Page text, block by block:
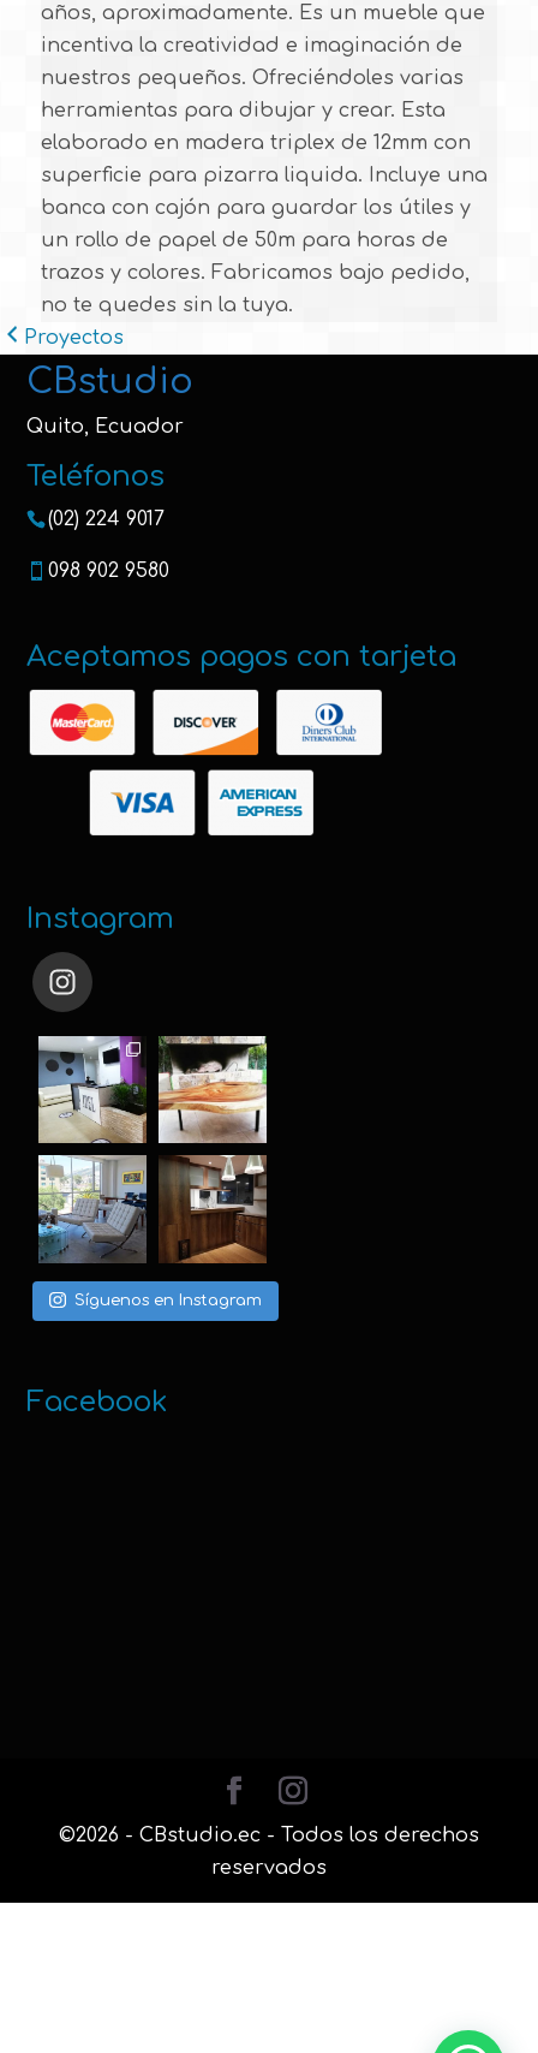
años, aproximadamente. Es un mueble que
incentiva la creatividad e imaginación de
nuestros pequeños. Ofreciéndoles varias
herramientas para dibujar y crear. Esta
elaborado en madera triplex de 12mm con
superficie para pizarra liquida. Incluye una
banca con cajón para guardar los útiles y
un rollo de papel de 50m para horas de
trazos y colores. Fabricamos bajo pedido,
no te quedes sin la tuya.
Proyectos
CBstudio
Quito, Ecuador
Teléfonos
(02) 224 9017
098 902 9580
Aceptamos pagos con tarjeta
Instagram
Síguenos en Instagram
Facebook
©2026 - CBstudio.ec - Todos los derechos
reservados